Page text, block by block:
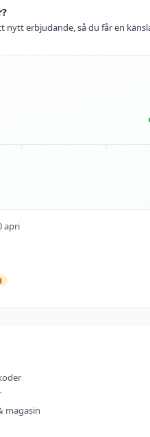
nytt erbjudande, så du får en
apri
magasin